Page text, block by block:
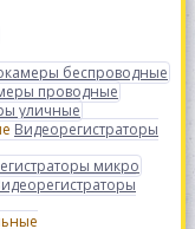
беспроводные
проводные
уличные
Видеорегистраторы
микро